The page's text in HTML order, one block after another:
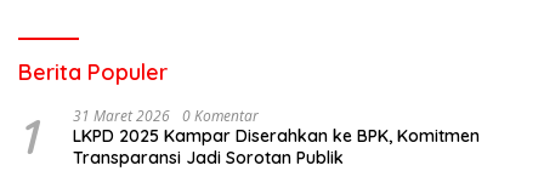
Berita Populer
1 31 Maret 2026 0 Komentar
LKPD 2025 Kampar Diserahkan ke BPK, Komitmen
Transparansi Jadi Sorotan Publik